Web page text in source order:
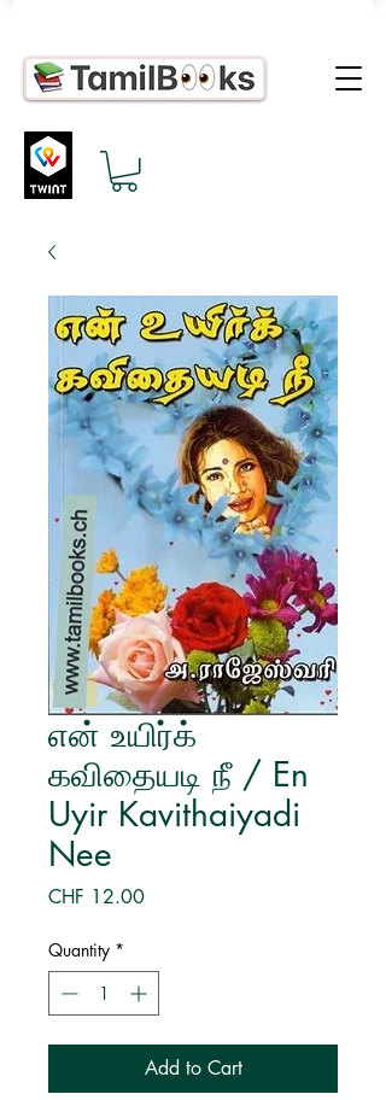
என் உயிர்க்
கவிதையடி நீ / En
Uyir Kavithaiyadi
Nee
CHF 12.00Price
Quantity *
Add to Cart